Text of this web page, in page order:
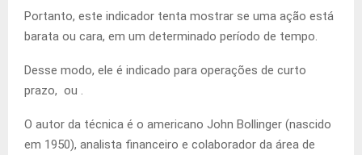
Portanto, este indicador tenta mostrar se uma ação está
barata ou cara, em um determinado período de tempo.
Desse modo, ele é indicado para operações de curto
prazo, ou .
O autor da técnica é o americano John Bollinger (nascido
em 1950), analista financeiro e colaborador da área de